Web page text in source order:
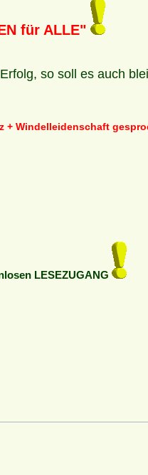
für ALLE"
so soll es auch
+ Windelleidenschaft
LESEZUGANG